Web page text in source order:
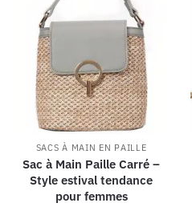
SACS À MAIN EN PAILLE
Sac à Main Paille Carré –
Style estival tendance
pour femmes